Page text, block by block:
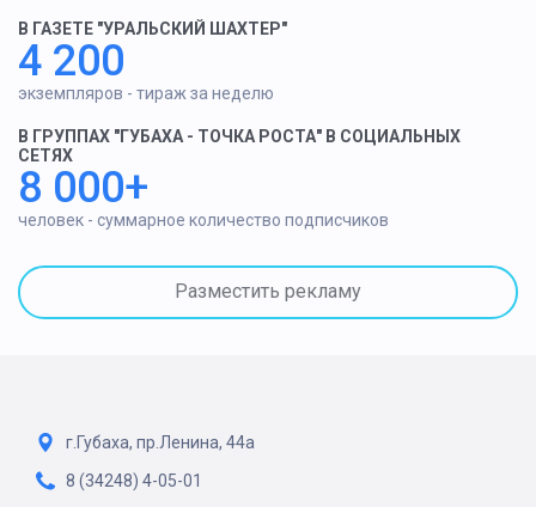
В ГАЗЕТЕ "УРАЛЬСКИЙ ШАХТЕР"
4 200
экземпляров - тираж за неделю
В ГРУППАХ "ГУБАХА - ТОЧКА РОСТА" В СОЦИАЛЬНЫХ
СЕТЯХ
8 000+
человек - суммарное количество подписчиков
Разместить рекламу
г.Губаха, пр.Ленина, 44а
8 (34248) 4-05-01